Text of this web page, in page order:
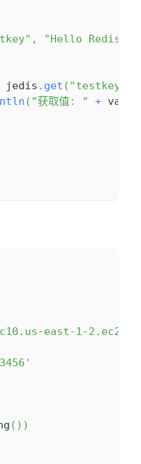
, "Hello
. get ( "testkey"
( "获取值: " + value
east-1-
( ) )